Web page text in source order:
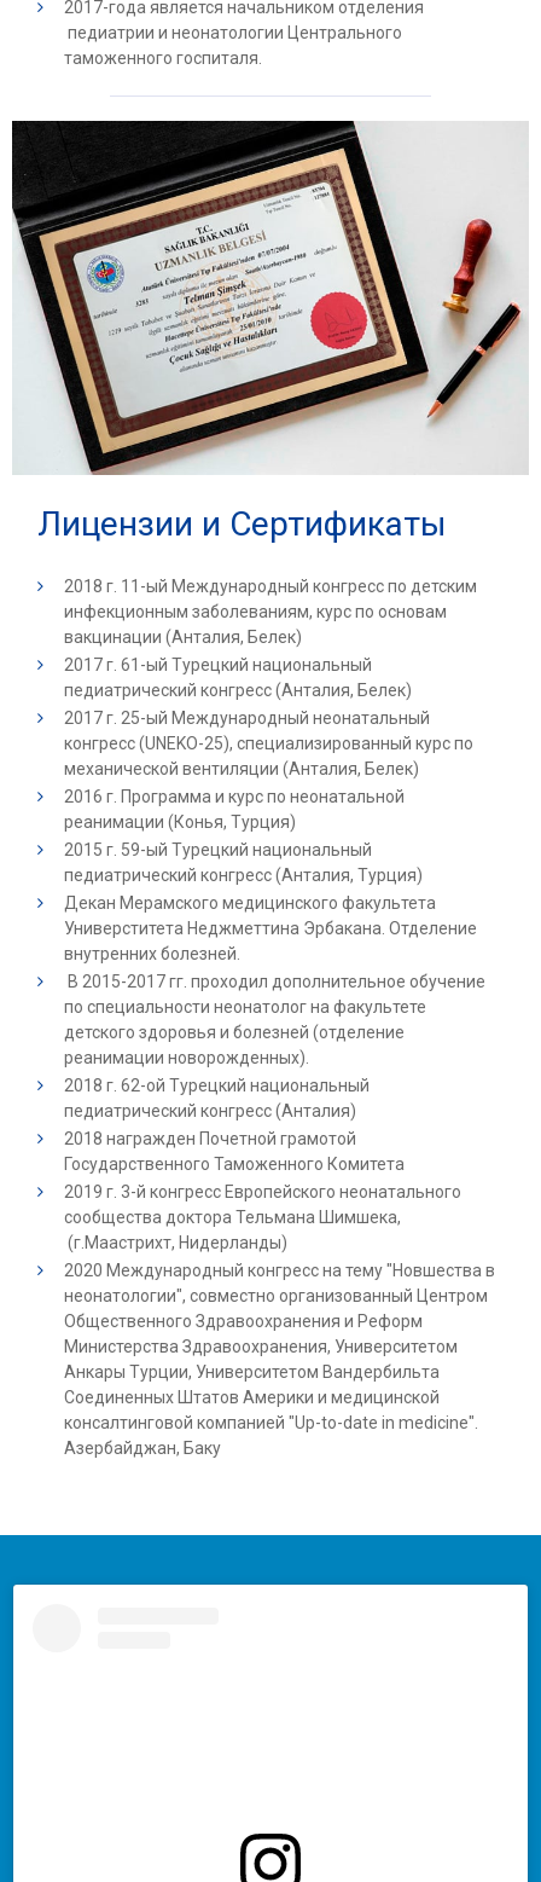
2017-года является начальником отделения
педиатрии и неонатологии Центрального
таможенного госпиталя.
Лицензии и Сертификаты
2018 г. 11-ый Международный конгресс по детским
инфекционным заболеваниям, курс по основам
вакцинации (Анталия, Белек)
2017 г. 61-ый Турецкий национальный
педиатрический конгресс (Анталия, Белек)
2017 г. 25-ый Международный неонатальный
конгресс (UNEKO-25), специализированный курс по
механической вентиляции (Анталия, Белек)
2016 г. Программа и курс по неонатальной
реанимации (Конья, Турция)
2015 г. 59-ый Турецкий национальный
педиатрический конгресс (Анталия, Турция)
Декан Мерамского медицинского факультета
Универститета Неджметтина Эрбакана. Отделение
внутренних болезней.
В 2015-2017 гг. проходил дополнительное обучение
по специальности неонатолог на факультете
детского здоровья и болезней (отделение
реанимации новорожденных).
2018 г. 62-ой Турецкий национальный
педиатрический конгресс (Анталия)
2018 награжден Почетной грамотой
Государственного Таможенного Комитета
2019 г. 3-й конгресс Европейского неонатального
сообщества доктора Тельмана Шимшека,
(г.Маастрихт, Нидерланды)
2020 Международный конгресс на тему "Новшества в
неонатологии", совместно организованный Центром
Общественного Здравоохранения и Реформ
Министерства Здравоохранения, Университетом
Анкары Турции, Университетом Вандербильта
Соединенных Штатов Америки и медицинской
консалтинговой компанией "Up-to-date in medicine".
Азербайджан, Баку